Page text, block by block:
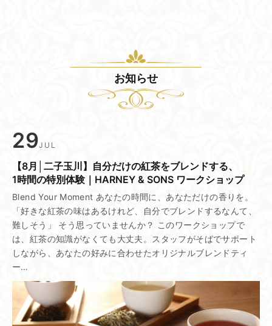
お知らせ
29JUL
【8月│二子玉川】​自分だけの​紅茶を​ブレンドする、​
1時間の​特別体験｜HARNEY & SONS ワークショップ
Blend Your Moment あなたの時間に、あなただけの香りを。
「好きな紅茶の味はあるけれど、自分でブレンドするなんて、
難しそう」 そう思っていませんか？ このワークショップで
は、紅茶の知識がなくても大丈夫。スタッフがそばでサポート
しながら、あなたの好みに合わせたオリジナルブレンドティ
ー…